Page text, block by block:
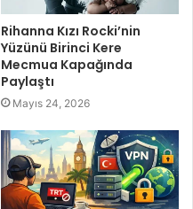
Rihanna Kızı Rocki’nin
Yüzünü Birinci Kere
Mecmua Kapağında
Paylaştı
Mayıs 24, 2026